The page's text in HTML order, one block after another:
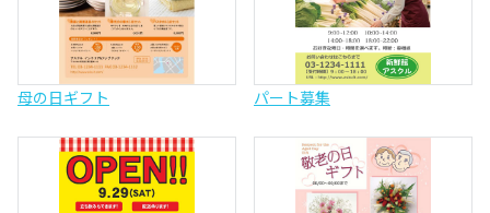
母の日ギフト パート募集